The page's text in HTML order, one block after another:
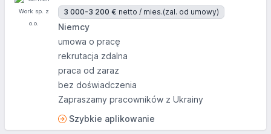
3 000-3 200 € netto / mies.(zal. od umowy)
Niemcy
umowa o pracę
rekrutacja zdalna
praca od zaraz
bez doświadczenia
Zapraszamy pracowników z Ukrainy
Szybkie aplikowanie